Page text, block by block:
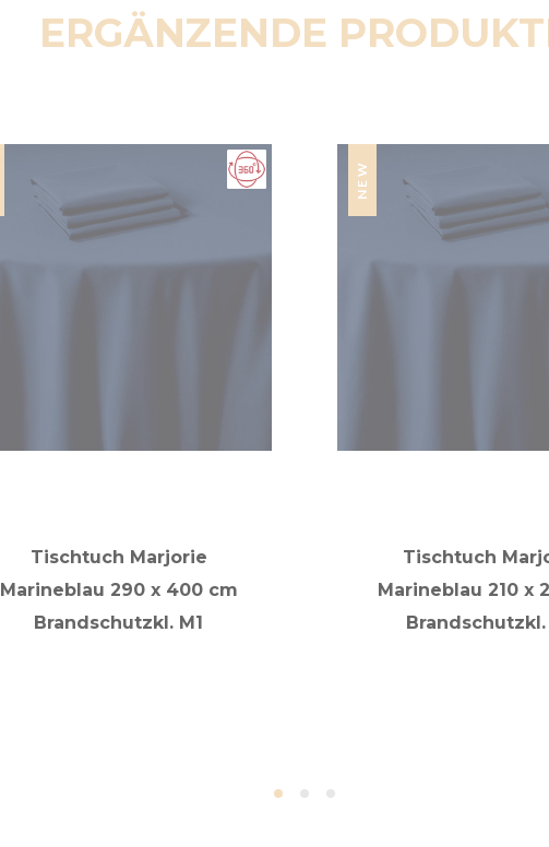
ERGÄNZENDE
Tischtuch Marjorie
Marineblau 290 x 400 cm
Brandschutzkl. M1
NEW
Tischtuch
Marineblau 210 x
Brandschutzkl.